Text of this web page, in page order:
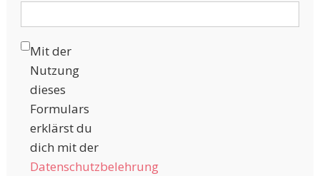
Mit der
Nutzung
dieses
Formulars
erklärst du
dich mit der
Datenschutzbelehrung